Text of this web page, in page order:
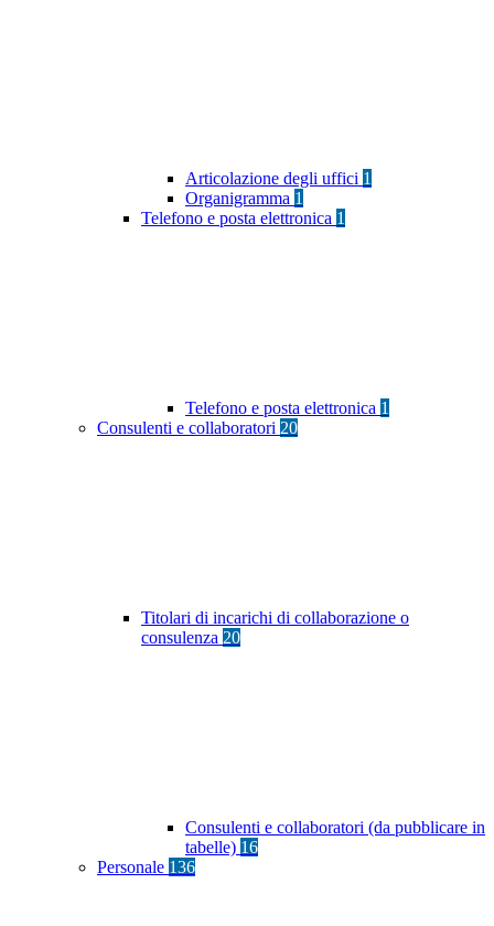
Articolazione degli uffici 1
Organigramma 1
Telefono e posta elettronica 1
Telefono e posta elettronica 1
Consulenti e collaboratori 20
Titolari di incarichi di collaborazione o
consulenza 20
Consulenti e collaboratori (da pubblicare in
tabelle) 16
Personale 136